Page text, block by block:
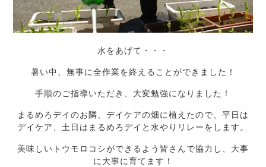
水をあげて・・・
暑い中、無事に全作業を終えることができました！
手順のご指導いただき、大変勉強になりました！
まるめろデイのお隣、デイケアの畑に植えたので、平日は
デイケア、土日はまるめろデイと水やりリレーをします。
美味しいトウモロコシができるよう皆さんで協力し、大事
に大事に育てます！